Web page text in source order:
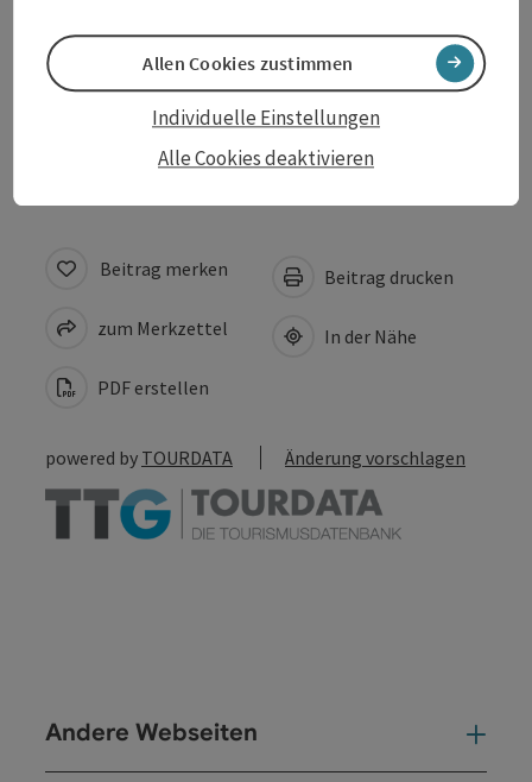
Eignung
Barrierefreiheit
Beitrag merken
zum Merkzettel
PDF erstellen
Beitrag drucken
In der Nähe
powered by TOURDATA Änderung vorschlagen
Andere Webseiten
Alle Cookies deaktivieren
Individuelle Einstellungen
Allen Cookies zustimmen